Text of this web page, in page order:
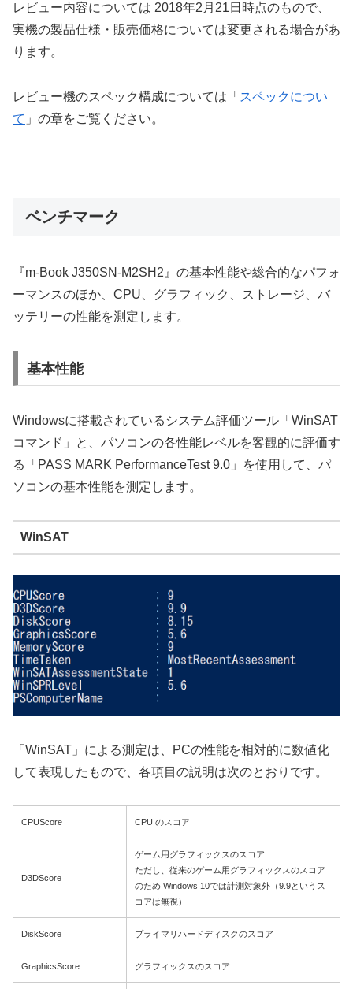
レビュー内容については 2018年2月21日時点のもので、
実機の製品仕様・販売価格については変更される場合があ
ります。
レビュー機のスペック構成については「 スペックについ
て 」の章をご覧ください。
ベンチマーク
『m-Book J350SN-M2SH2』の基本性能や総合的なパフォ
ーマンスのほか、CPU、グラフィック、ストレージ、バ
ッテリーの性能を測定します。
基本性能
Windowsに搭載されているシステム評価ツール「WinSAT
コマンド」と、パソコンの各性能レベルを客観的に評価す
る「PASS MARK PerformanceTest 9.0」を使用して、パ
ソコンの基本性能を測定します。
WinSAT
「WinSAT」による測定は、PCの性能を相対的に数値化
して表現したもので、各項目の説明は次のとおりです。
CPUScore CPU のスコア
D3DScore
ゲーム用グラフィックスのスコア
ただし、従来のゲーム用グラフィックスのスコア
のため Windows 10では計測対象外（9.9というス
コアは無視）
DiskScore プライマリハードディスクのスコア
GraphicsScore グラフィックスのスコア